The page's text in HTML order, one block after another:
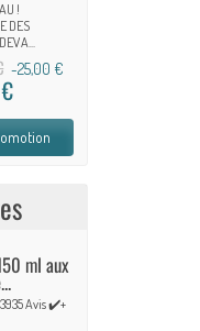
!
DES
-25,00 €
ml aux
3935 Avis ✔️+